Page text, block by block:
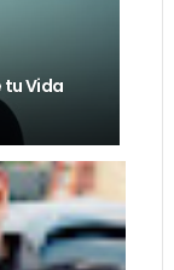
tu Vida